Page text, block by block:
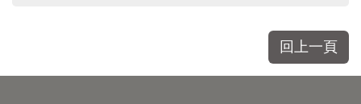
回上一頁